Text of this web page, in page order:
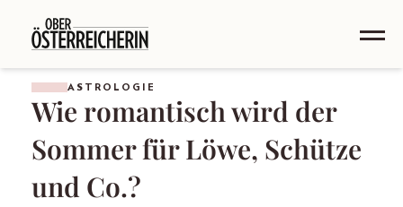
ASTROLOGIE
Wie romantisch wird der
Sommer für Löwe, Schütze
und Co.?